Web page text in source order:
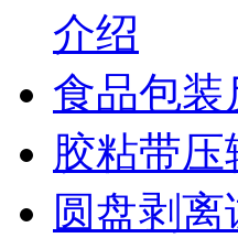
介绍
食品包
胶粘带
圆盘剥